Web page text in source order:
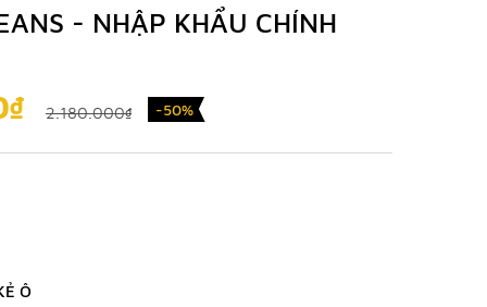
- NHẬP KHẨU CHÍNH
2.180.000₫ -50%
Ô